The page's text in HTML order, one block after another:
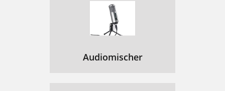
Audiomischer